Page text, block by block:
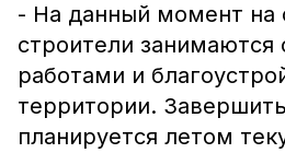
- На данный момент на
строители
работами и
территории.
планируется летом